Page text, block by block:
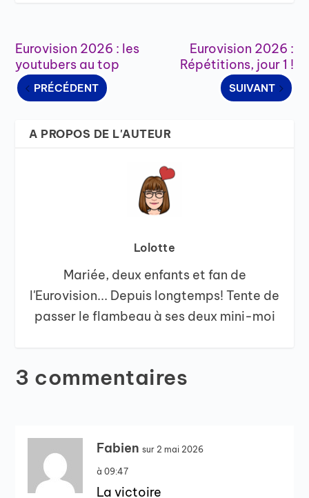
Eurovision 2026 : les
youtubers au top
PRÉCÉDENT
Eurovision 2026 :
Répétitions, jour 1 !
SUIVANT
A PROPOS DE L'AUTEUR
Lolotte
Mariée, deux enfants et fan de
l'Eurovision... Depuis longtemps! Tente de
passer le flambeau à ses deux mini-moi
3 commentaires
Fabien sur 2 mai 2026
à 09:47
La victoire